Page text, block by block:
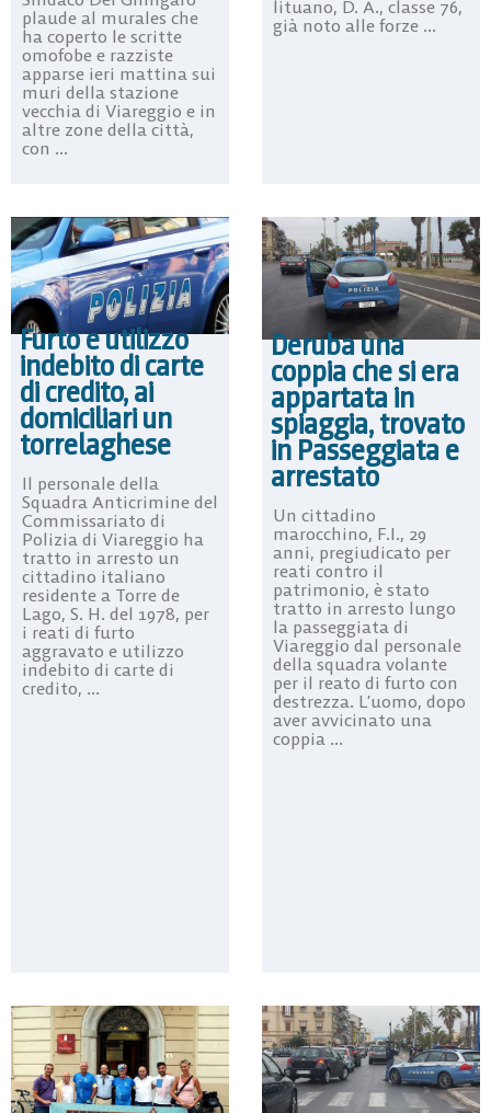
plaude al murales che
ha coperto le scritte
omofobe e razziste
apparse ieri mattina sui
muri della stazione
vecchia di Viareggio e in
altre zone della città,
con ...
lituano, D. A., classe 76,
già noto alle forze ...
Furto e utilizzo
indebito di carte
di credito, ai
domiciliari un
torrelaghese
Il personale della
Squadra Anticrimine del
Commissariato di
Polizia di Viareggio ha
tratto in arresto un
cittadino italiano
residente a Torre de
Lago, S. H. del 1978, per
i reati di furto
aggravato e utilizzo
indebito di carte di
credito, ...
Deruba una
coppia che si era
appartata in
spiaggia, trovato
in Passeggiata e
arrestato
Un cittadino
marocchino, F.I., 29
anni, pregiudicato per
reati contro il
patrimonio, è stato
tratto in arresto lungo
la passeggiata di
Viareggio dal personale
della squadra volante
per il reato di furto con
destrezza. L’uomo, dopo
aver avvicinato una
coppia ...